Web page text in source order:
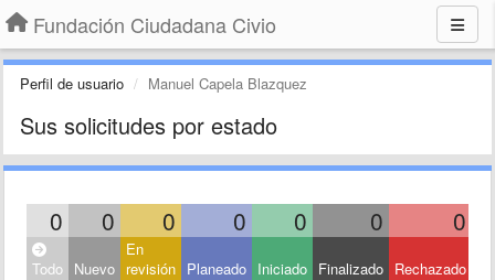
Fundación Ciudadana Civio
Perfil de usuario Manuel Capela Blazquez
Sus solicitudes por estado
0 0 0 0 0 0 0
Todo Nuevo
En
revisión Planeado Iniciado Finalizado Rechazado